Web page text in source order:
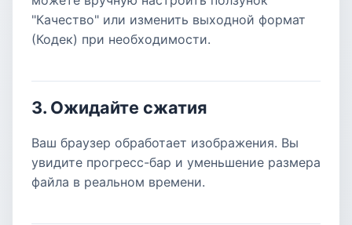
"Качество" или изменить выходной формат
(Кодек) при необходимости.
3. Ожидайте сжатия
Ваш браузер обработает изображения. Вы
увидите прогресс-бар и уменьшение размера
файла в реальном времени.